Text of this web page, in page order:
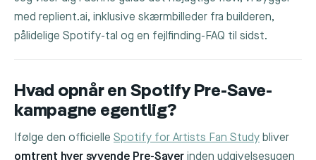
med replient.ai, inklusive skærmbilleder fra builderen,
pålidelige Spotify-tal og en fejlfinding-FAQ til sidst.
Hvad opnår en Spotify Pre-Save-
kampagne egentlig?
Ifølge den officielle Spotify for Artists Fan Study bliver
omtrent hver syvende Pre-Saver inden udgivelsesugen